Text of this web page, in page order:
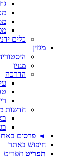
כלים
מגזין
מגזין
הדרכה
חדשות
◄ פרסום
חיפוש באתר
תפריט תפריט